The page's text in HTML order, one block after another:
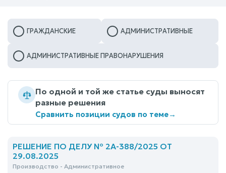
ГРАЖДАНСКИЕ АДМИНИСТРАТИВНЫЕ
АДМИНИСТРАТИВНЫЕ ПРАВОНАРУШЕНИЯ
По одной и той же статье суды выносят
разные решения
Сравнить позиции судов по теме→
РЕШЕНИЕ ПО ДЕЛУ № 2А-388/2025 ОТ
29.08.2025
Производство - Административное